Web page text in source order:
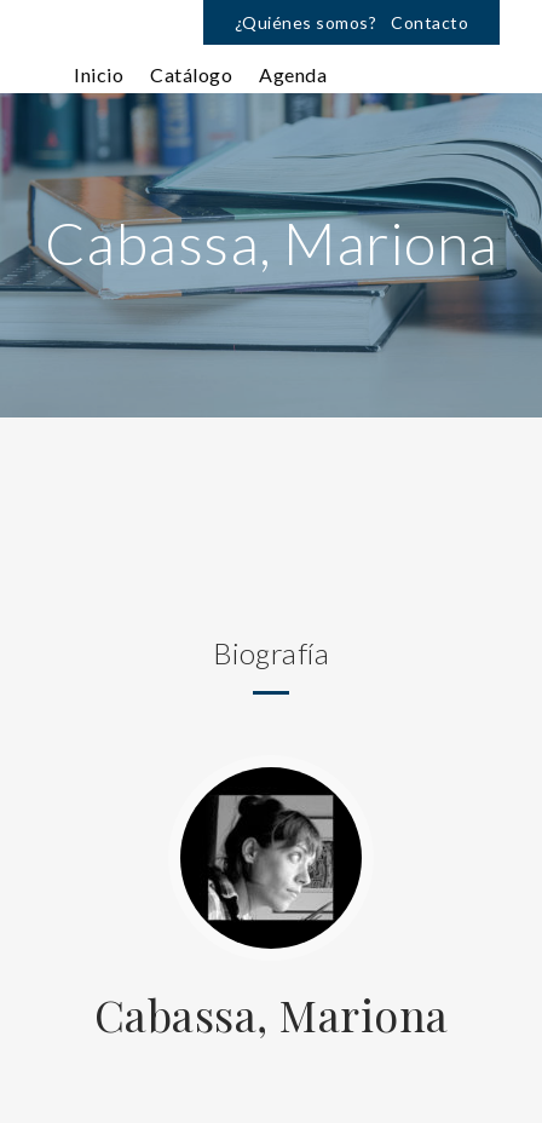
¿Quiénes somos? Contacto
Inicio Catálogo Agenda
Cabassa, Mariona
Biografía
Cabassa, Mariona